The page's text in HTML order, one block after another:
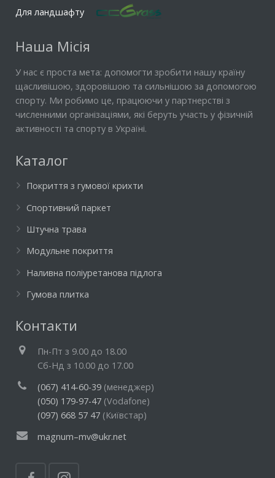
Для ландшафту
Наша Місія
У нас є проста мета: допомогти зробити нашу країну
щасливішою, здоровішою та сильнішою за допомогою
спорту. Ми робимо це, працюючи у партнерстві з
численними організаціями, які беруть участь у фізичній
активності та спорту в Україні.
Каталог
Покриття з гумової крихти
Спортивний паркет
Штучна трава
Модульне покриття
Наливна поліуретанова підлога
Гумова плитка
Контакти
Пн-Пт з 9.00 до 18.00
Cб-Нд з 10.00 до 17.00
(067) 414-60-39 (менеджер)
(050) 179-97-47 (Vodafone)
(097) 668 57 47 (Київстар)
magnum–mv@ukr.net